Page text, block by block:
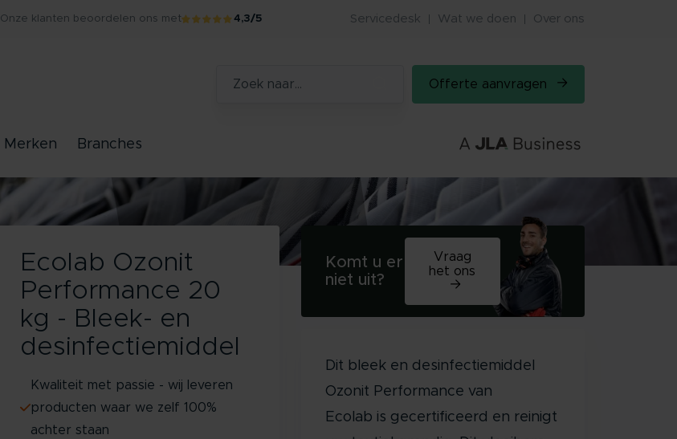
Onze klanten beoordelen ons met 4,3/5 Servicedesk Wat we doen Over ons
Merken Branches
Offerte aanvragen
Ecolab Ozonit
Performance 20
kg - Bleek- en
desinfectiemiddel
Kwaliteit met passie - wij leveren
producten waar we zelf 100%
achter staan
Komt u er
niet uit?
Vraag
het ons
Dit bleek en desinfectiemiddel
Ozonit Performance van
Ecolab is gecertificeerd en reinigt